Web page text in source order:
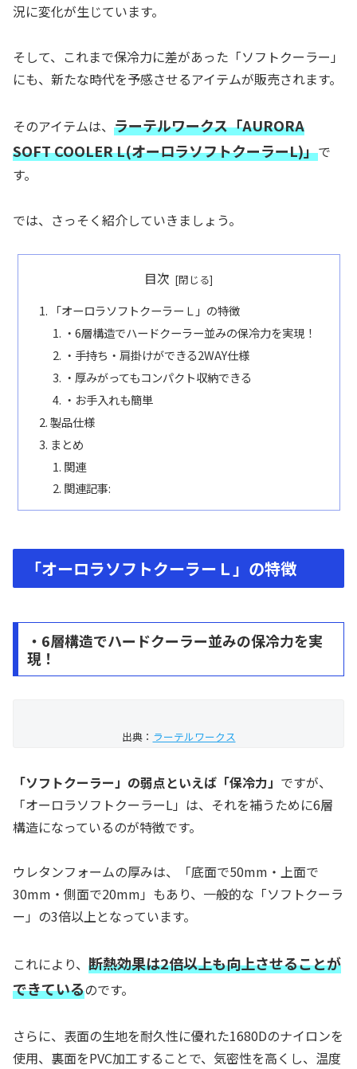
況に変化が生じています。
そして、これまで保冷力に差があった「ソフトクーラー」
にも、新たな時代を予感させるアイテムが販売されます。
そのアイテムは、 ラーテルワークス「AURORA
SOFT COOLER L(オーロラソフトクーラーL)」で
す。
では、さっそく紹介していきましょう。
目次
「オーロラソフトクーラーＬ」の特徴
・6層構造でハードクーラー並みの保冷力を実現！
・手持ち・肩掛けができる2WAY仕様
・厚みがってもコンパクト収納できる
・お手入れも簡単
製品仕様
まとめ
関連
関連記事:
「オーロラソフトクーラーＬ」の特徴
・6層構造でハードクーラー並みの保冷力を実
現！
出典： ラーテルワークス
「ソフトクーラー」の弱点といえば「保冷力」 ですが、
「オーロラソフトクーラーL」は、それを補うために6層
構造になっているのが特徴です。
ウレタンフォームの厚みは、「底面で50mm・上面で
30mm・側面で20mm」もあり、一般的な「ソフトクーラ
ー」の3倍以上となっています。
これにより、 断熱効果は2倍以上も向上させることが
できているのです。
さらに、表面の生地を耐久性に優れた1680Dのナイロンを
使用、裏面をPVC加工することで、気密性を高くし、温度